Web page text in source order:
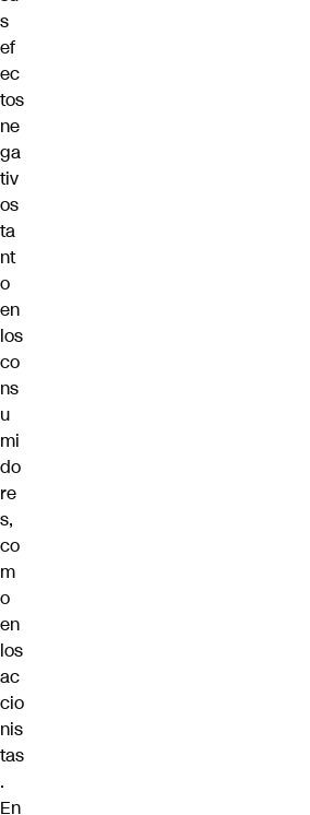
s
ef
ec
tos
ne
ga
tiv
os
ta
nt
o
en
los
co
ns
u
mi
do
re
s,
co
m
o
en
los
ac
cio
nis
tas
.
En